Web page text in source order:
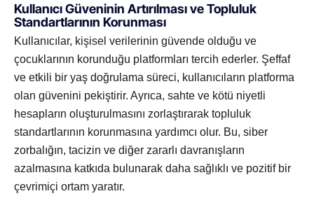
Kullanıcı Güveninin Artırılması ve Topluluk
Standartlarının Korunması
Kullanıcılar, kişisel verilerinin güvende olduğu ve
çocuklarının korunduğu platformları tercih ederler. Şeffaf
ve etkili bir yaş doğrulama süreci, kullanıcıların platforma
olan güvenini pekiştirir. Ayrıca, sahte ve kötü niyetli
hesapların oluşturulmasını zorlaştırarak topluluk
standartlarının korunmasına yardımcı olur. Bu, siber
zorbalığın, tacizin ve diğer zararlı davranışların
azalmasına katkıda bulunarak daha sağlıklı ve pozitif bir
çevrimiçi ortam yaratır.